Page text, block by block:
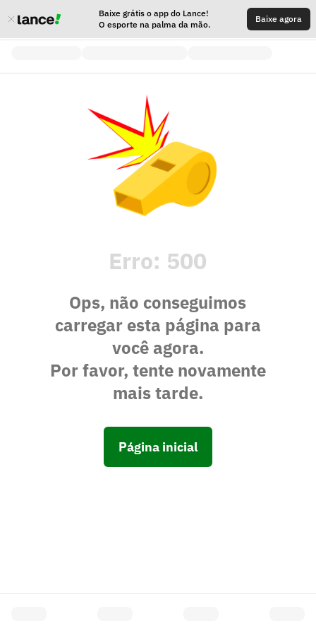
Baixe grátis o app do Lance!
O esporte na palma da mão.
Baixe agora
Erro: 500
Ops, não conseguimos
carregar esta página para
você agora.
Por favor, tente novamente
mais tarde.
Página inicial